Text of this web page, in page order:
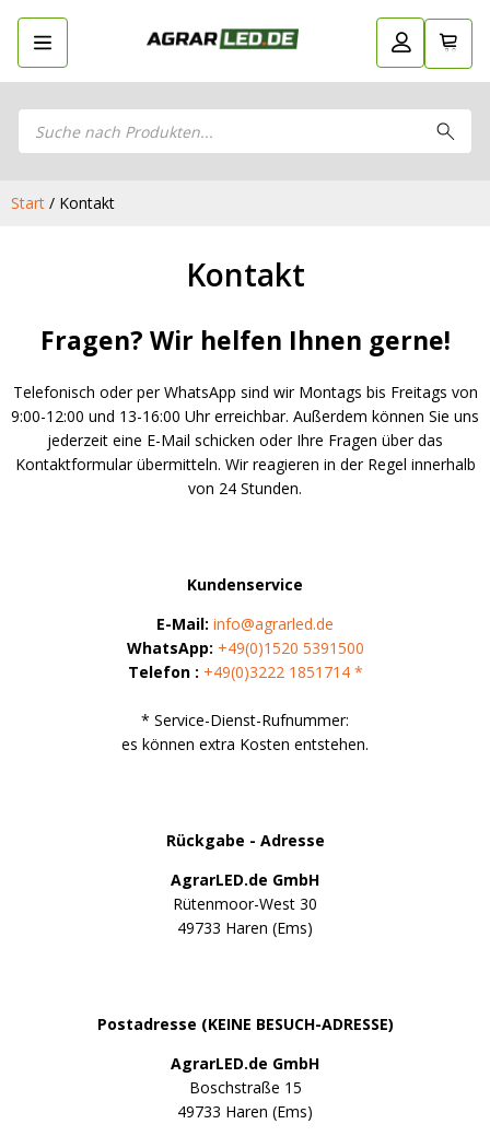
Products
search
LED Planer
Stelle dein eigenes LED-Paket zusammen
LED Rückleuchten
LED Blitzer und Rundumleuchten
Positionsleuchten: Sicherheit in allen
Bereichen
LED Bar & Offroad Zusatzscheinwerfer
LED Hallenstrahler & LED Röhren
LED Düsenbeleuchtung
Vorteilsverpackungen
Kostenlose Lichtplanung
FAQs – Häufig gestellte Fragen
+49 (0) 3222 1851714
+49(0)1520 5391500
Zurück
LED
Stelle dein eigenes LED-Paket
LED Arbeitsscheinwerfer
LED Hauptscheinwerfer
LED Blitzer und Rundumleuchten
LED Begrenzungsleuchten
Positionsleuchten: Sicherheit in allen
Bereichen
LED Bar & Offroad Zusatzscheinwerfer
LED Hallenstrahler & LED Röhren
LED Düsenbeleuchtung
Vorteilsverpackungen
Kostenlose Lichtplanung
Start / Kontakt
Kontakt
Fragen? Wir helfen Ihnen gerne!
Telefonisch oder per WhatsApp sind wir Montags bis Freitags von
9:00-12:00 und 13-16:00 Uhr erreichbar. Außerdem können Sie uns
jederzeit eine E-Mail schicken oder Ihre Fragen über das
Kontaktformular übermitteln. Wir reagieren in der Regel innerhalb
von 24 Stunden.
Kundenservice
E-Mail: info@agrarled.de
WhatsApp: +49(0)1520 5391500
Telefon : +49(0)3222 1851714 *
* Service-Dienst-Rufnummer:
es können extra Kosten entstehen.
Rückgabe - Adresse
AgrarLED.de GmbH
Rütenmoor-West 30
49733 Haren (Ems)
Postadresse (KEINE BESUCH-ADRESSE)
AgrarLED.de GmbH
Boschstraße 15
49733 Haren (Ems)